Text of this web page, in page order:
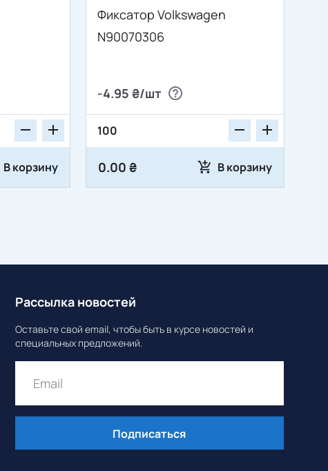
В корзину
Фиксатор Volkswagen
N90070306
-4.95 ₴/шт
0.00 ₴ В корзину
Рассылка новостей
Оставьте свой email, чтобы быть в курсе новостей и
специальных предложений.
Подписаться